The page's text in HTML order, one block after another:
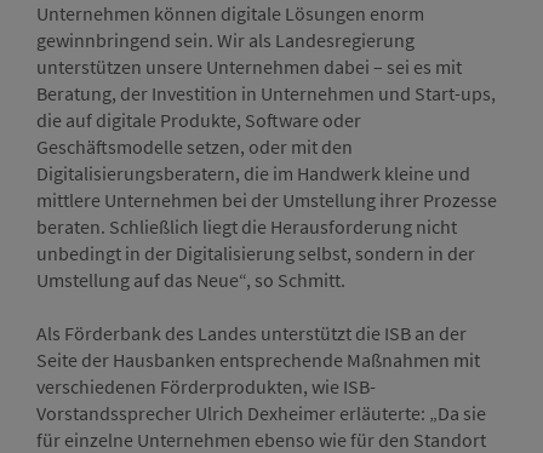
Unternehmen können digitale Lösungen enorm
gewinnbringend sein. Wir als Landesregierung
unterstützen unsere Unternehmen dabei – sei es mit
Beratung, der Investition in Unternehmen und Start-ups,
die auf digitale Produkte, Software oder
Geschäftsmodelle setzen, oder mit den
Digitalisierungsberatern, die im Handwerk kleine und
mittlere Unternehmen bei der Umstellung ihrer Prozesse
beraten. Schließlich liegt die Herausforderung nicht
unbedingt in der Digitalisierung selbst, sondern in der
Umstellung auf das Neue“, so Schmitt.
Als Förderbank des Landes unterstützt die ISB an der
Seite der Hausbanken entsprechende Maßnahmen mit
verschiedenen Förderprodukten, wie ISB-
Vorstandssprecher Ulrich Dexheimer erläuterte: „Da sie
für einzelne Unternehmen ebenso wie für den Standort